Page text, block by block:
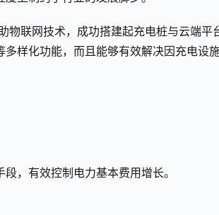
联网技术，成功搭建起充电桩与云端平
样化功能，而且能够有效解决因充电设
，有效控制电力基本费用增长。